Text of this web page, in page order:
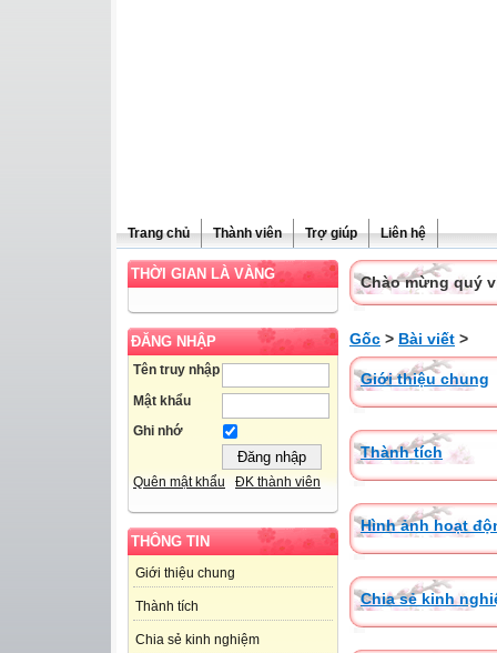
Trang chủ Thành viên Trợ giúp Liên hệ
THỜI GIAN LÀ VÀNG
ĐĂNG NHẬP
Tên truy nhập
Mật khẩu
Ghi nhớ
Quên mật khẩu ĐK thành viên
THÔNG TIN
Giới thiệu chung
Thành tích
Chia sẻ kinh nghiệm
Chào mừng quý
Gốc > Bài viết >
Giới thiệu chung
Thành tích
Hình ảnh hoạt
Chia sẻ kinh